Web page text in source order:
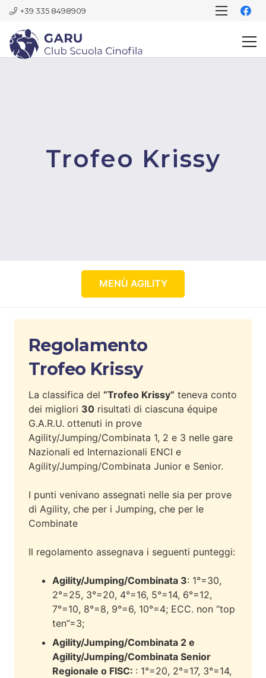
+39 335 8498909
Trofeo Krissy
MENÙ AGILITY
Regolamento
Trofeo Krissy
La classifica del “Trofeo Krissy” teneva conto
dei migliori 30 risultati di ciascuna équipe
G.A.R.U. ottenuti in prove
Agility/Jumping/Combinata 1, 2 e 3 nelle gare
Nazionali ed Internazionali ENCI e
Agility/Jumping/Combinata Junior e Senior.
I punti venivano assegnati nelle sia per prove
di Agility, che per i Jumping, che per le
Combinate
Il regolamento assegnava i seguenti punteggi:
Agility/Jumping/Combinata 3: 1°=30,
2°=25, 3°=20, 4°=16, 5°=14, 6°=12,
7°=10, 8°=8, 9°=6, 10°=4; ECC. non “top
ten”=3;
Agility/Jumping/Combinata 2 e
Agility/Jumping/Combinata Senior
Regionale o FISC: : 1°=20, 2°=17, 3°=14,